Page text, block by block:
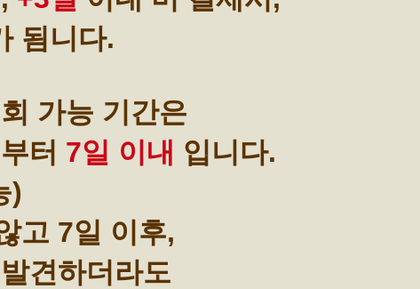
됨니다.
가능 기간은
터 7일 이내 입니다.
)
고 7일 이후,
견하더라도